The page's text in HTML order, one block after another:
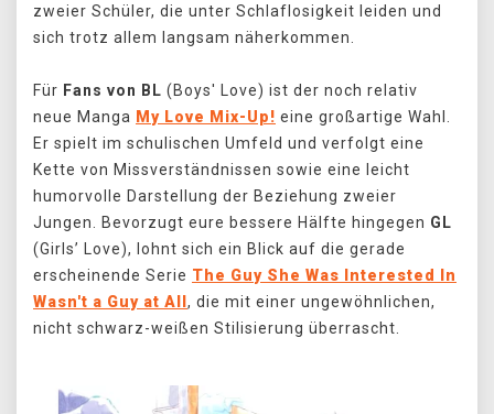
zweier Schüler, die unter Schlaflosigkeit leiden und
sich trotz allem langsam näherkommen.
Für Fans von BL (Boys' Love) ist der noch relativ
neue Manga My Love Mix-Up! eine großartige Wahl.
Er spielt im schulischen Umfeld und verfolgt eine
Kette von Missverständnissen sowie eine leicht
humorvolle Darstellung der Beziehung zweier
Jungen. Bevorzugt eure bessere Hälfte hingegen GL
(Girls’ Love), lohnt sich ein Blick auf die gerade
erscheinende Serie The Guy She Was Interested In
Wasn't a Guy at All , die mit einer ungewöhnlichen,
nicht schwarz-weißen Stilisierung überrascht.